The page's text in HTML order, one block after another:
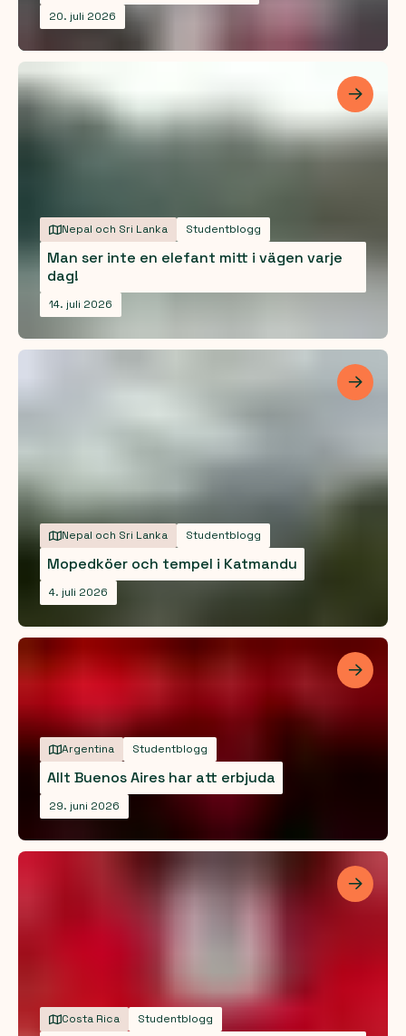
20. juli 2026
Les mer
Nepal och Sri Lanka Studentblogg
Man ser inte en elefant mitt i vägen varje
dag!
14. juli 2026
Les mer
Nepal och Sri Lanka Studentblogg
Mopedköer och tempel i Katmandu
4. juli 2026
Les mer
Argentina Studentblogg
Allt Buenos Aires har att erbjuda
29. juni 2026
Les mer
Costa Rica Studentblogg